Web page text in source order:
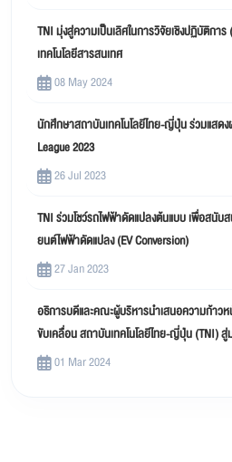
TNI มุ่งสู่ความเป็นเลิศในการวิจัยเชิงปฏิบัติกา
เทคโนโลยีสารสนเทศ
08 May 2024
นักศึกษาสถาบันเทคโนโลยีไทย-ญี่ปุ่น ร่วมแสด
League 2023
26 Jul 2023
TNI ร่วมโชว์รถไฟฟ้าดัดแปลงต้นแบบ เพื่อสนั
ยนต์ไฟฟ้าดัดแปลง (EV Conversion)
27 Jan 2023
อธิการบดีและคณะผู้บริหารนำเสนอความก้าว
ขับเคลื่อน สถาบันเทคโนโลยีไทย-ญี่ปุ่น (TNI)
01 Mar 2024